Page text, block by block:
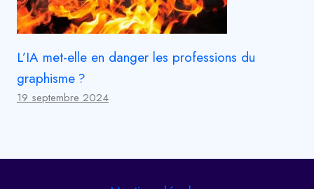
L’IA met-elle en danger les professions du
graphisme ?
19 septembre 2024